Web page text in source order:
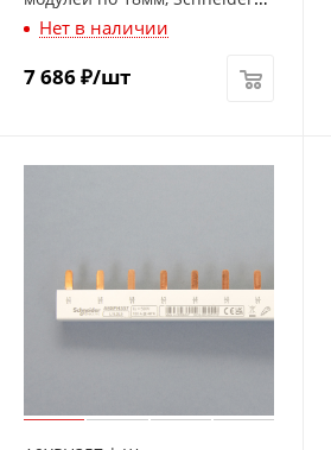
Electric
Нет в наличии
7 686₽/шт